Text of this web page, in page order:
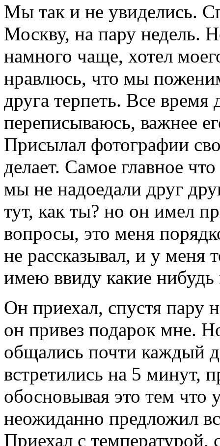
Мы так и не увиделись.
Москву, на пару недель.
намного чаще, хотел
нравлюсь, что мы
друга терпеть. Все
переписываюсь, важнее
Присылал фотографии
делает. Самое главное
мы не надоедали друг
тут, как ты? но он имел
вопросы, это меня
не рассказывал, и у меня
имею ввиду какие
Он приехал, спустя пару
он привез подарок мне.
общались почти каждый
встретились на 5 минут,
обосновывая это тем что
неожиданно предложил
Приехал с